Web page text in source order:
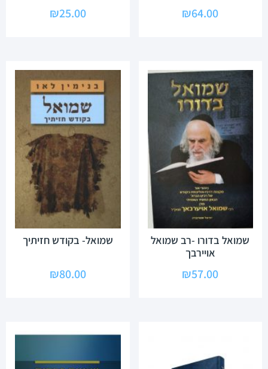
₪64.00
₪25.00
שמואל בדורו -רב שמואל
אויירבך
₪57.00
שמואל- בקודש חזיתיך
₪80.00